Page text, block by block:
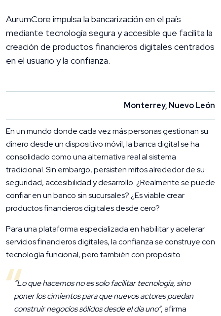
AurumCore impulsa la bancarización en el país
mediante tecnología segura y accesible que facilita la
creación de productos financieros digitales centrados
en el usuario y la confianza.
Monterrey, Nuevo León
En un mundo donde cada vez más personas gestionan su
dinero desde un dispositivo móvil, la banca digital se ha
consolidado como una alternativa real al sistema
tradicional. Sin embargo, persisten mitos alrededor de su
seguridad, accesibilidad y desarrollo. ¿Realmente se puede
confiar en un banco sin sucursales? ¿Es viable crear
productos financieros digitales desde cero?
Para una plataforma especializada en habilitar y acelerar
servicios financieros digitales, la confianza se construye con
tecnología funcional, pero también con propósito.
“Lo que hacemos no es solo facilitar tecnología, sino
poner los cimientos para que nuevos actores puedan
construir negocios sólidos desde el día uno”, afirma